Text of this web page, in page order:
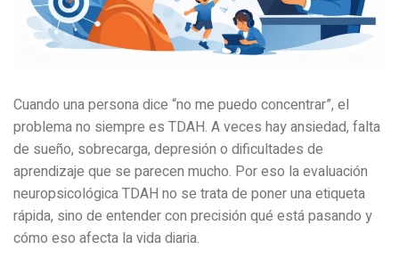
Cuando una persona dice “no me puedo concentrar”, el
problema no siempre es TDAH. A veces hay ansiedad, falta
de sueño, sobrecarga, depresión o dificultades de
aprendizaje que se parecen mucho. Por eso la evaluación
neuropsicológica TDAH no se trata de poner una etiqueta
rápida, sino de entender con precisión qué está pasando y
cómo eso afecta la vida diaria.